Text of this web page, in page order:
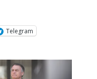
Telegram